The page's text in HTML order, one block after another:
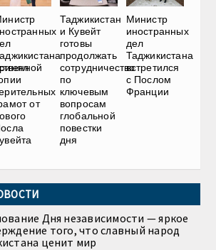
от
Таджикистан
и Кувейт
готовы
продолжать
сотрудничество
по
ключевым
вопросам
глобальной
повестки
дня
Министр
иностранных
дел
Таджикистана
встретился
с Послом
Франции
Дня независимости — яркое
того, что славный народ
ценит мир